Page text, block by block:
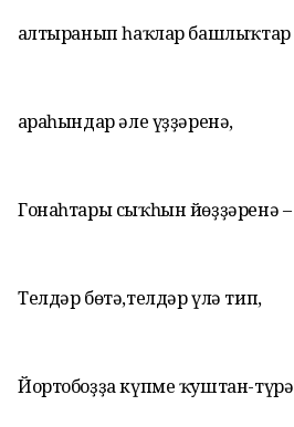
Ҡалтыранып һаҡлар башлыҡтар
Ҡараһындар әле үҙҙәренә,
Гонаһтары сыҡһын йөҙҙәренә –
Телдәр бөтә,телдәр үлә тип,
Йортобоҙҙа күпме ҡуштан-түрә